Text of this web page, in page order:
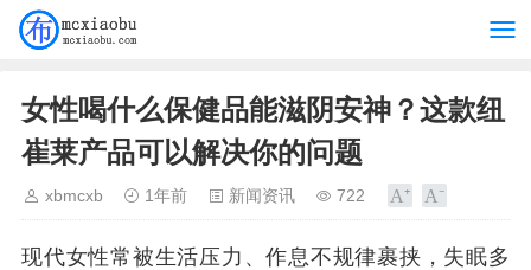
女性喝什么保健品能滋阴安神？这款纽
崔莱产品可以解决你的问题
xbmcxb 1年前 新闻资讯 722
现代女性常被生活压力、作息不规律裹挟，失眠多